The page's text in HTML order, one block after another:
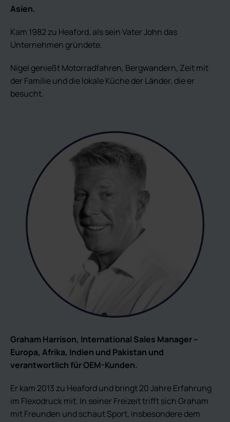
Asien.
Kam 1982 zu Heaford, als sein Vater John das
Unternehmen gründete.
Nigel genießt Motorradfahren, Bergwandern, Zeit mit
der Familie und die lokale Küche der Länder, die er
besucht.
Graham Harrison, International Sales Manager –
Europa, Afrika, Indien und Pakistan und
verantwortlich für OEM-Kunden.
Er kam 2013 zu Heaford und bringt 20 Jahre Erfahrung
im Flexodruck mit. In seiner Freizeit trifft sich Graham
mit Freunden und schaut Sport, insbesondere dem